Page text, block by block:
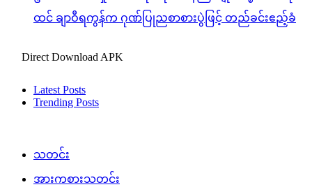
ထင် ချာဝီရကွန်က ဂုဏ်ပြုညစာစားပွဲဖြင့် တည်ခင်းဧည့်ခံ
Direct Download APK
Latest Posts
Trending Posts
သတင်း
အားကစားသတင်း